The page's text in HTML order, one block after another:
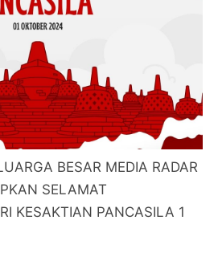
BESAR MEDIA RADAR
SELAMAT
KESAKTIAN PANCASILA 1